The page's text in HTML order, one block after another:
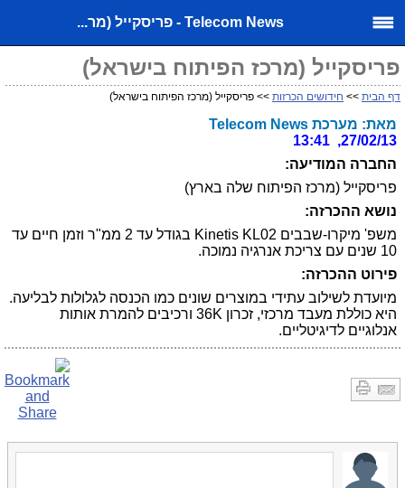
Telecom News - פריסקייל (מר...
פריסקייל (מרכז הפיתוח בישראל)
דף הבית >> חידושים הכרזות >> פריסקייל (מרכז הפיתוח בישראל)
מאת: מערכת Telecom News
27/02/13, 13:41
החברה המודיעה:
פריסקייל (מרכז הפיתוח שלה בארץ)
נושא ההכרזה:
משפ' מיקרו-שבבים Kinetis KL02 בגודל עד 2 ממ"ר וזמן חיים עד
10 שנים עם צריכת אנרגיה נמוכה.
פירוט ההכרזה:
מיועדת לשילוב עתידי במוצרים שונים כמו הכנסה לגלולות לבליעה.
היא כוללת מעבד מרכזי, זכרון 36K ורכיבים להמרת אותות
אנלוגיים לדיגיטליים.